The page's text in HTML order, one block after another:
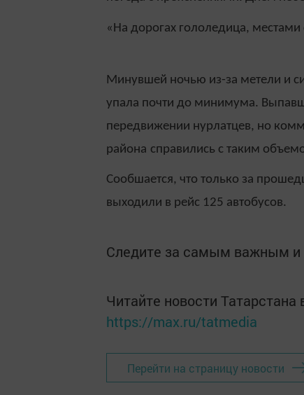
«На дорогах гололедица,
Минувшей ночью из-за метели и
упала почти до минимума.
передвижении нурлатцев, но
района справились с таким
Сообшается, что только за
выходили в рейс 125 автобусов.
Следите за самым важным и
Читайте новости
https://max.ru/tatmedia
Перейти на страницу новости